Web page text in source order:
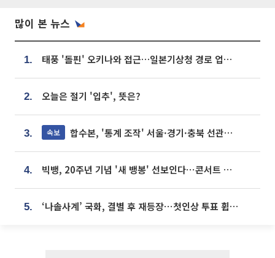
많이 본 뉴스
1. 태풍 '돌핀' 오키나와 접근…일본기상청 경로 업데이트
2. 오늘은 절기 '입추', 뜻은?
3. 속보 합수본, '통계 조작' 서울·경기·충북 선관위 등 추가 압수수색
4. 빅뱅, 20주년 기념 '새 뱅봉' 선보인다⋯콘서트 앞두고 팝업 개최
5. ‘나솔사계’ 국화, 결별 후 재등장⋯첫인상 투표 휩쓸고 ‘인기녀’ 등극